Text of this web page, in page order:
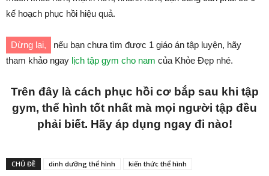
kế hoạch phục hồi hiệu quả.
Dừng lại,
nếu bạn chưa tìm được 1 giáo án tập luyện, hãy
tham khảo ngay lịch tập gym cho nam của Khỏe Đẹp nhé.
Trên đây là cách phục hồi cơ bắp sau khi tập
gym, thể hình tốt nhất mà mọi người tập đều
phải biết. Hãy áp dụng ngay đi nào!
CHỦ ĐỀ dinh dưỡng thể hình kiến thức thể hình